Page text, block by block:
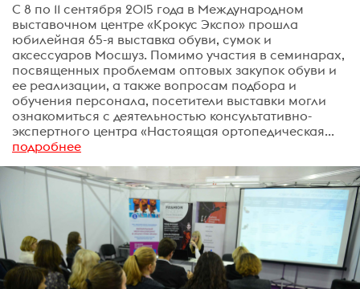
С 8 по 11 сентября 2015 года в Международном
выставочном центре «Крокус Экспо» прошла
юбилейная 65-я выставка обуви, сумок и
аксессуаров Мосшуз. Помимо участия в семинарах,
посвященных проблемам оптовых закупок обуви и
ее реализации, а также вопросам подбора и
обучения персонала, посетители выставки могли
ознакомиться с деятельностью консультативно-
экспертного центра «Настоящая ортопедическая...
подробнее